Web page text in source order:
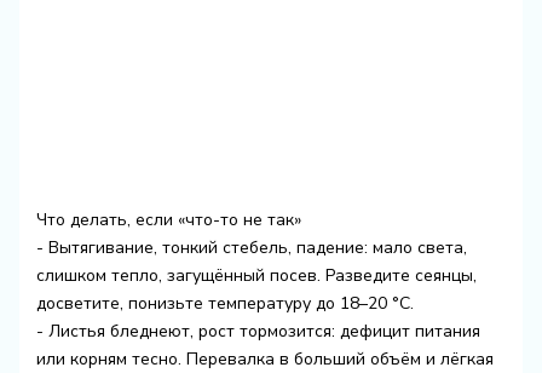
Что делать, если «что-то не так»
- Вытягивание, тонкий стебель, падение: мало света,
слишком тепло, загущённый посев. Разведите сеянцы,
досветите, понизьте температуру до 18–20 °C.
- Листья бледнеют, рост тормозится: дефицит питания
или корням тесно. Перевалка в больший объём и лёгкая